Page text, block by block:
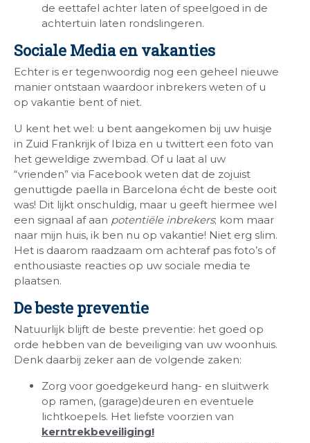
de eettafel achter laten of speelgoed in de
achtertuin laten rondslingeren.
Sociale Media en vakanties
Echter is er tegenwoordig nog een geheel nieuwe
manier ontstaan waardoor inbrekers weten of u
op vakantie bent of niet.
U kent het wel: u bent aangekomen bij uw huisje
in Zuid Frankrijk of Ibiza en u twittert een foto van
het geweldige zwembad. Of u laat al uw
“vrienden” via Facebook weten dat de zojuist
genuttigde paella in Barcelona écht de beste ooit
was! Dit lijkt onschuldig, maar u geeft hiermee wel
een signaal af aan potentiële inbrekers; kom maar
naar mijn huis, ik ben nu op vakantie! Niet erg slim.
Het is daarom raadzaam om achteraf pas foto’s of
enthousiaste reacties op uw sociale media te
plaatsen.
De beste preventie
Natuurlijk blijft de beste preventie: het goed op
orde hebben van de beveiliging van uw woonhuis.
Denk daarbij zeker aan de volgende zaken:
Zorg voor goedgekeurd hang- en sluitwerk
op ramen, (garage)deuren en eventuele
lichtkoepels. Het liefste voorzien van
kerntrekbeveiliging!